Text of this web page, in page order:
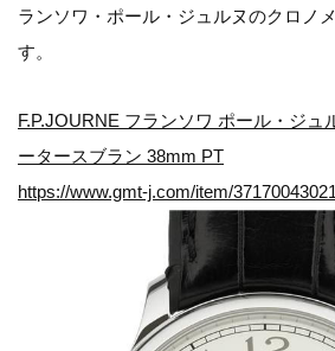
ランソワ・ポール・ジュルヌのクロノ
す。
F.P.JOURNE フランソワ ポール・ジュ
ータースブラン 38mm PT
https://www.gmt-j.com/item/